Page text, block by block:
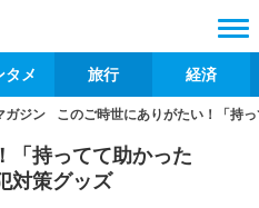
タメ 旅行 経済
ガジン このご時世にありがたい！「持
「持ってて助かった
対策グッズ